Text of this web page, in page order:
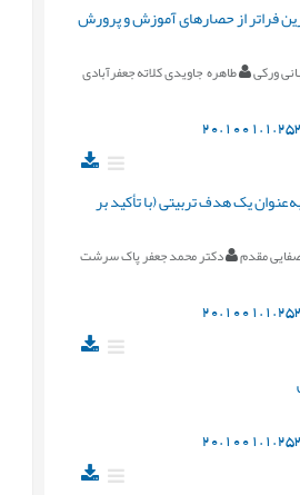
فراتر از حصارهای آموزش و پرورش
ورکی
طاهره جاویدی کلاته جعفرآبادی
یک هدف تربیتی (با تأکید بر
مقدم
دکتر محمد جعفر پاک سرشت